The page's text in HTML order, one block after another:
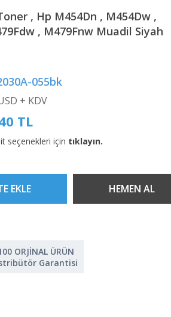
, Hp M454Dn , M454Dw ,
, M479Fnw Muadil Siyah
055bk
+ KDV
TL
seçenekleri için tıklayın.
ORJİNAL ÜRÜN
Garantisi